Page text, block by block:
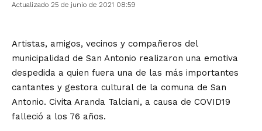
Actualizado 25 de junio de 2021 08:59
Artistas, amigos, vecinos y compañeros del
municipalidad de San Antonio realizaron una emotiva
despedida a quien fuera una de las más importantes
cantantes y gestora cultural de la comuna de San
Antonio. Civita Aranda Talciani, a causa de COVID19
falleció a los 76 años.